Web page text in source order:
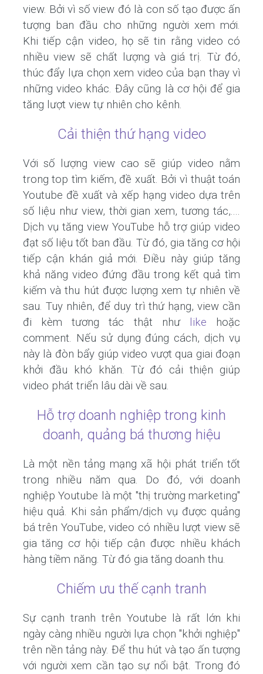
view. Bởi vì số view đó là con số tạo được ấn
tượng ban đầu cho những người xem mới.
Khi tiếp cận video, họ sẽ tin rằng video có
nhiều view sẽ chất lượng và giá trị. Từ đó,
thúc đẩy lựa chọn xem video của bạn thay vì
những video khác. Đây cũng là cơ hội để gia
tăng lượt view tự nhiên cho kênh.
Cải thiện thứ hạng video
Với số lượng view cao sẽ giúp video nằm
trong top tìm kiếm, đề xuất. Bởi vì thuật toán
Youtube đề xuất và xếp hạng video dựa trên
số liệu như view, thời gian xem, tương tác,....
Dịch vụ tăng view YouTube hỗ trợ giúp video
đạt số liệu tốt ban đầu. Từ đó, gia tăng cơ hội
tiếp cận khán giả mới. Điều này giúp tăng
khả năng video đứng đầu trong kết quả tìm
kiếm và thu hút được lượng xem tự nhiên về
sau. Tuy nhiên, để duy trì thứ hạng, view cần
đi kèm tương tác thật như like hoặc
comment. Nếu sử dụng đúng cách, dịch vụ
này là đòn bẩy giúp video vượt qua giai đoạn
khởi đầu khó khăn. Từ đó cải thiện giúp
video phát triển lâu dài về sau.
Hỗ trợ doanh nghiệp trong kinh
doanh, quảng bá thương hiệu
Là một nền tảng mạng xã hội phát triển tốt
trong nhiều năm qua. Do đó, với doanh
nghiệp Youtube là một "thị trường marketing"
hiệu quả. Khi sản phẩm/dịch vụ được quảng
bá trên YouTube, video có nhiều lượt view sẽ
gia tăng cơ hội tiếp cận được nhiều khách
hàng tiềm năng. Từ đó gia tăng doanh thu.
Chiếm ưu thế cạnh tranh
Sự cạnh tranh trên Youtube là rất lớn khi
ngày càng nhiều người lựa chọn "khởi nghiệp"
trên nền tảng này. Để thu hút và tạo ấn tượng
với người xem cần tạo sự nổi bật. Trong đó